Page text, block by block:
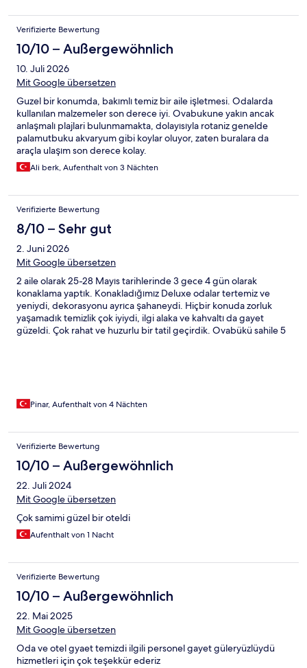
Verifizierte Bewertung
10/10 – Außergewöhnlich
10. Juli 2026
Mit Google übersetzen
Guzel bir konumda, bakımlı temiz bir aile işletmesi. Odalarda
kullanılan malzemeler son derece iyi. Ovabukune yakın ancak
anlaşmalı plajlari bulunmamakta, dolayısıyla rotaniz genelde
palamutbuku akvaryum gibi koylar oluyor, zaten buralara da
araçla ulaşım son derece kolay.
Ali berk, Aufenthalt von 3 Nächten
Verifizierte Bewertung
8/10 – Sehr gut
2. Juni 2026
Mit Google übersetzen
2 aile olarak 25-28 Mayıs tarihlerinde 3 gece 4 gün olarak
konaklama yaptık. Konakladığımız Deluxe odalar tertemiz ve
yeniydi, dekorasyonu ayrıca şahaneydi. Hiçbir konuda zorluk
yaşamadık temizlik çok iyiydi, ilgi alaka ve kahvaltı da gayet
güzeldi. Çok rahat ve huzurlu bir tatil geçirdik. Ovabükü sahile 5
Pinar, Aufenthalt von 4 Nächten
Verifizierte Bewertung
10/10 – Außergewöhnlich
22. Juli 2024
Mit Google übersetzen
Çok samimi güzel bir oteldi
Aufenthalt von 1 Nacht
Verifizierte Bewertung
10/10 – Außergewöhnlich
22. Mai 2025
Mit Google übersetzen
Oda ve otel gyaet temizdi ilgili personel gayet güleryüzlüydü
hizmetleri için çok teşekkür ederiz